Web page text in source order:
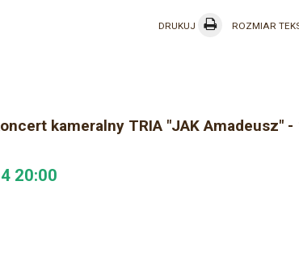
DRUKUJ ROZMIAR
kameralny TRIA "JAK Amadeusz" -
20:00